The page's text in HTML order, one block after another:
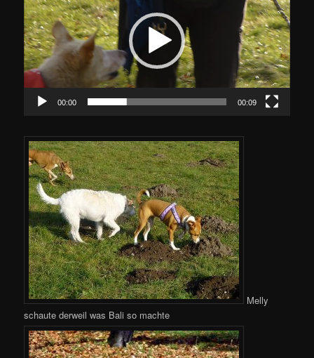
00:00 00:09
Melly
schaute derweil was Bali so machte